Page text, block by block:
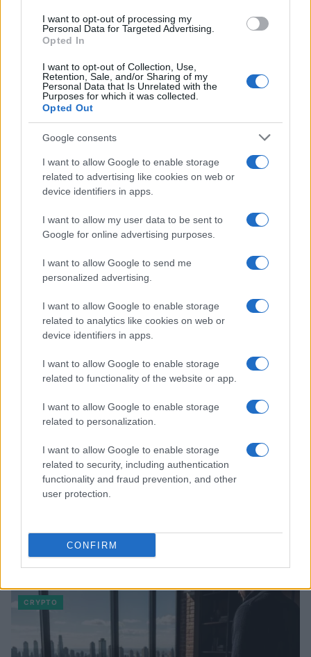
I want to opt-out of processing my
Personal Data for Targeted Advertising.
Opted In
I want to opt-out of Collection, Use,
Retention, Sale, and/or Sharing of my
Personal Data that Is Unrelated with the
Purposes for which it was collected.
Opted Out
Google consents
I want to allow Google to enable storage
related to advertising like cookies on web or
device identifiers in apps.
I want to allow my user data to be sent to
Google for online advertising purposes.
I want to allow Google to send me
personalized advertising.
I want to allow Google to enable storage
related to analytics like cookies on web or
device identifiers in apps.
I want to allow Google to enable storage
related to functionality of the website or app.
I want to allow Google to enable storage
related to personalization.
I want to allow Google to enable storage
related to security, including authentication
functionality and fraud prevention, and other
user protection.
CONFIRM
fundamentos e o progresso do Aurory é uma tarefa
essencial antes de decidir investir qualquer quantia de
meses ou anos. Ao analisar o preço do Aurory para formar
uma previsão de preço para o curto ou longo prazo, é
essencial levar em consideração a análise técnica e
fundamental.
AUTOR
Continue lendo
CRYPTO